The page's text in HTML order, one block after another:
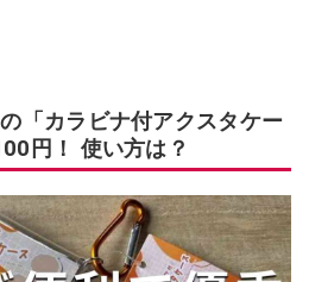
「カラビナ付アクスタケー
円！ 使い方は？